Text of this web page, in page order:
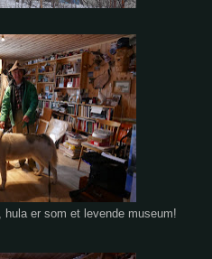
er som et levende museum!